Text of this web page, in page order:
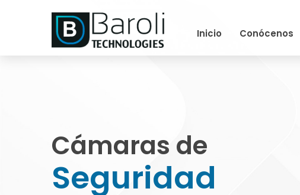
Inicio Conócenos
Cámaras de
Seguridad